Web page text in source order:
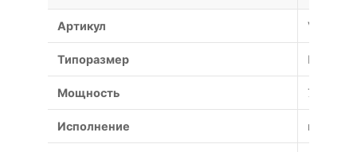
Артикул VR-80-
Типоразмер №12,5
Мощность 7.5 кВт
Исполнение